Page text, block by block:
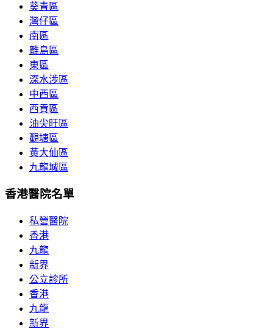
葵青區
灣仔區
南區
離島區
東區
深水涉區
中西區
西貢區
油尖旺區
觀塘區
黃大仙區
九龍城區
香港醫院名單
私營醫院
香港
九龍
新界
公立診所
香港
九龍
新界